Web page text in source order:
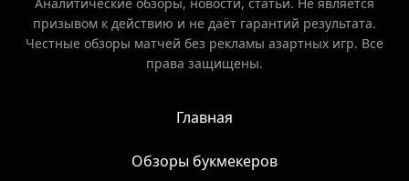
призывом к действию и не даёт гарантий результата.
Честные обзоры матчей без рекламы азартных игр. Все
права защищены.
Главная
Обзоры букмекеров